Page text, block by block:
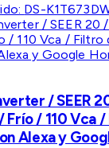
DS-
/ SEER
Frío / 110 Vca
Alexa y